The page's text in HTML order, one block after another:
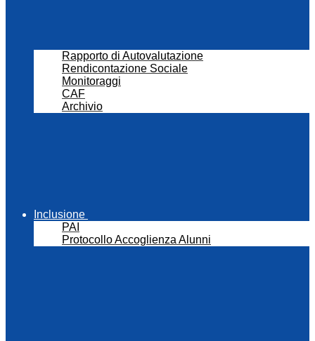
Rapporto di Autovalutazione
Rendicontazione Sociale
Monitoraggi
CAF
Archivio
Inclusione
PAI
Protocollo Accoglienza Alunni